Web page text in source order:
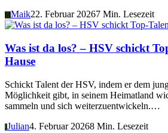
M Maik22. Februar 20267 Min. Lesezeit
Was ist da los? – HSV schickt
Hause
Schickt Talent der HSV, indem er dem
Möglichkeit gibt, in seinem Heimatland
sammeln und sich weiterzuentwickeln.…
JJulian4. Februar 20268 Min. Lesezeit